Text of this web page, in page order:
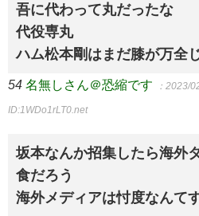
吾に代わって丸だったな
代役専丸
ハム松本剛はまだ膝が万全
54 名無しさん＠恐縮です ：2023/
ID:1WDo1rLT0.net
坂本なんか招集したら海外
食だろう
海外メディアは忖度なんて